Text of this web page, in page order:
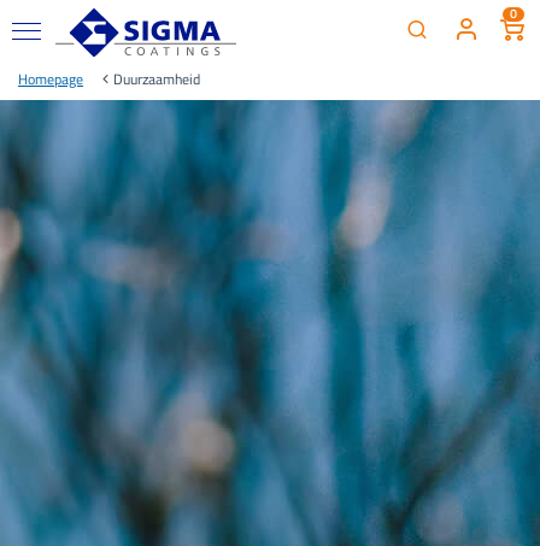
0
Homepage Duurzaamheid